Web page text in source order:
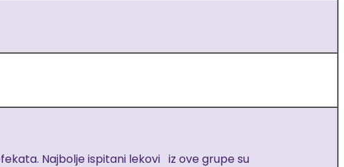
Najbolje ispitani lekovi iz ove grupe su